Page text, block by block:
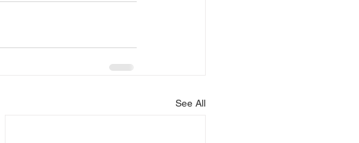
See All